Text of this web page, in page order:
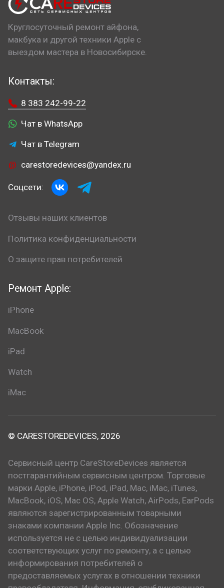
Круглосуточный ремонт айфона,
макбука и другой техники Apple с
выездом мастера в Новосибирске.
Ремонт Apple:
iPhone
MacBook
iPad
Watch
iMac
Контакты:
8 383 242-99-22
Чат в WhatsApp
Чат в Telegram
carestoredevices@yandex.ru
Соцсети:
Отзывы наших клиентов
Политика конфиденциальности
О защите прав потребителей
© CARESTOREDEVICES, 2026
Сервисный центр CareStoreDevices является
постгарантийным сервисным центром. Торговые
марки Apple, iPhone, iPod, iPad, Mac, iMac, iTunes,
MacBook, iOS, Mac OS, Apple Watch, AirPods, EarPods
являются зарегистрированным товарными
знаками компании Apple Inc. Обозначение
используется не с целью индивидуализации
соответствующих услуг по ремонту, а с целью
информирования потребителей о
предоставляемых услугах в отношении техники